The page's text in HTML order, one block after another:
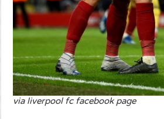
via liverpool fc facebook page